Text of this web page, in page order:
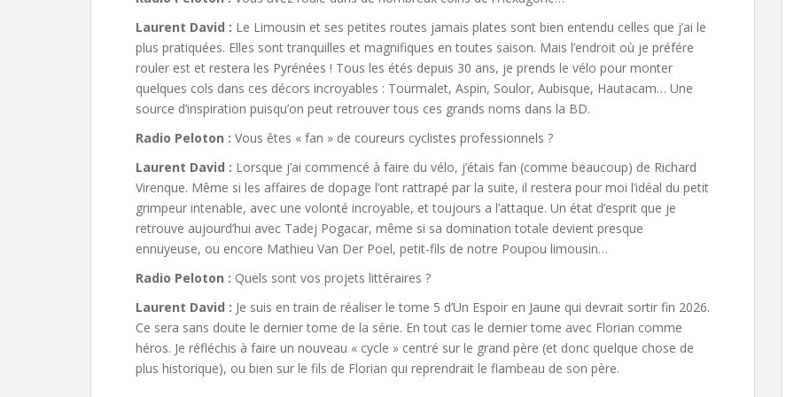
Laurent David : Le Limousin et ses petites routes jamais plates sont bien entendu celles que j’ai le
plus pratiquées. Elles sont tranquilles et magnifiques en toutes saison. Mais l’endroit où je préfére
rouler est et restera les Pyrénées ! Tous les étés depuis 30 ans, je prends le vélo pour monter
quelques cols dans ces décors incroyables : Tourmalet, Aspin, Soulor, Aubisque, Hautacam… Une
source d’inspiration puisqu’on peut retrouver tous ces grands noms dans la BD.
Radio Peloton : Vous êtes « fan » de coureurs cyclistes professionnels ?
Laurent David : Lorsque j’ai commencé à faire du vélo, j’étais fan (comme beaucoup) de Richard
Virenque. Même si les affaires de dopage l’ont rattrapé par la suite, il restera pour moi l’idéal du petit
grimpeur intenable, avec une volonté incroyable, et toujours a l’attaque. Un état d’esprit que je
retrouve aujourd’hui avec Tadej Pogacar, même si sa domination totale devient presque
ennuyeuse, ou encore Mathieu Van Der Poel, petit-fils de notre Poupou limousin…
Radio Peloton : Quels sont vos projets littéraires ?
Laurent David : Je suis en train de réaliser le tome 5 d’Un Espoir en Jaune qui devrait sortir fin 2026.
Ce sera sans doute le dernier tome de la série. En tout cas le dernier tome avec Florian comme
héros. Je réfléchis à faire un nouveau « cycle » centré sur le grand père (et donc quelque chose de
plus historique), ou bien sur le fils de Florian qui reprendrait le flambeau de son père.